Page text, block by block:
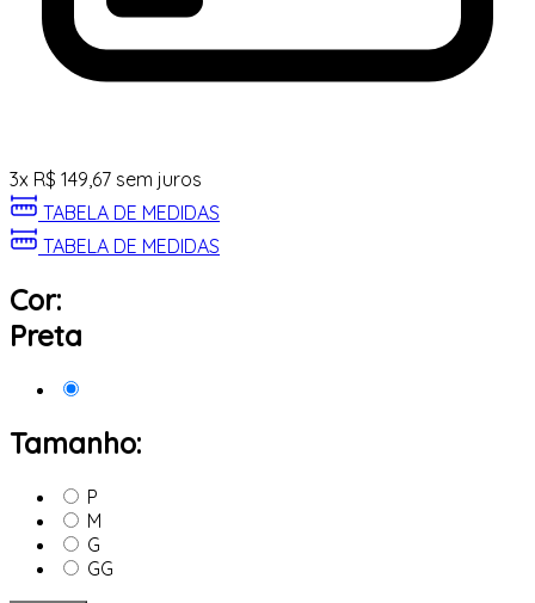
3x R$ 149,67 sem juros
TABELA DE MEDIDAS
TABELA DE MEDIDAS
Cor:
Preta
Tamanho:
P
M
G
GG